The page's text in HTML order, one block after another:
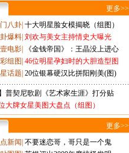
更多>>
八卦 十大明星脸女模揭晓（组图）
爆料 刘欢与美女主持情史大曝光
电影
《金钱帝国》：王晶没上进心
组图 46位明星孕妇时的大胆造型图
话题 20位银幕硬汉比拼阳刚美(图)
普契尼歌剧《艺术家生涯》打分贴
大牌女星美图大盘点（组图）
更多>>
新闻 不要迷恋哥，哥只是一个鬼